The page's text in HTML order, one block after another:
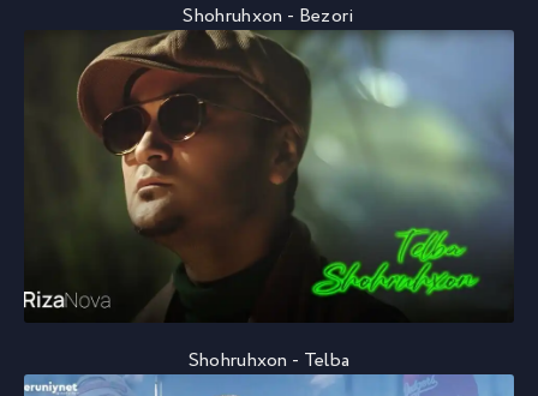
Shohruhxon - Bezori
Shohruhxon - Telba